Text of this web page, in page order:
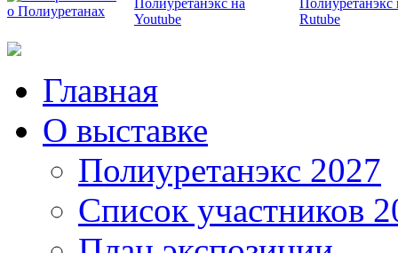
Главная
О выставке
Полиуретанэкс 2027
Список участников